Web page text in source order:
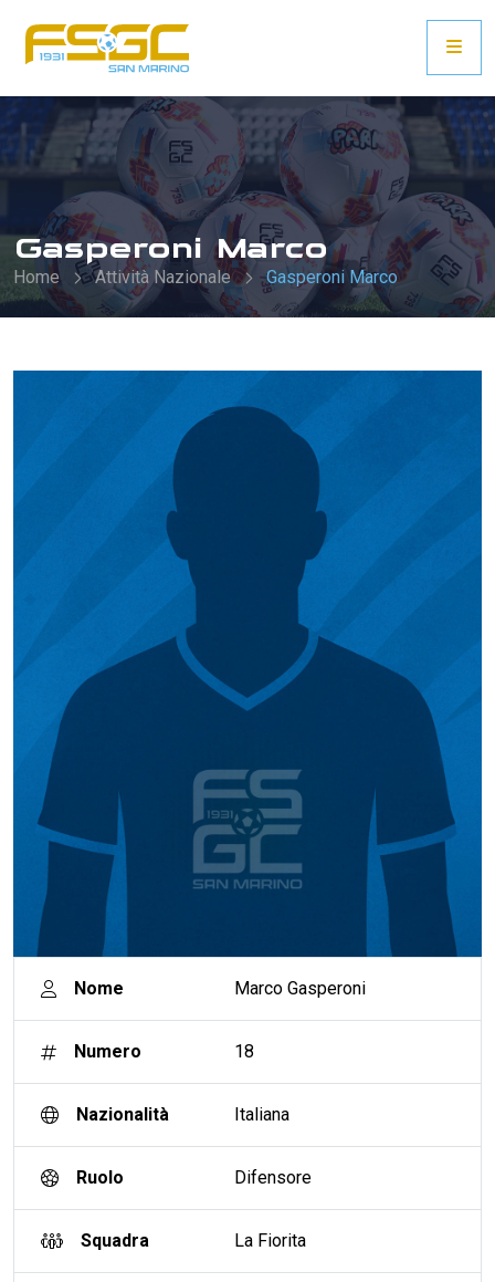
Gasperoni Marco
Home Attività Nazionale Gasperoni Marco
Nome Marco Gasperoni
Numero 18
Nazionalità Italiana
Ruolo Difensore
Squadra La Fiorita